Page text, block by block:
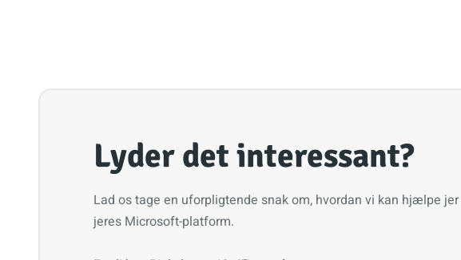
Lyder det interessant?
Lad os tage en uforpligtende snak om, hvordan vi kan hjælpe
jeres Microsoft-platform.